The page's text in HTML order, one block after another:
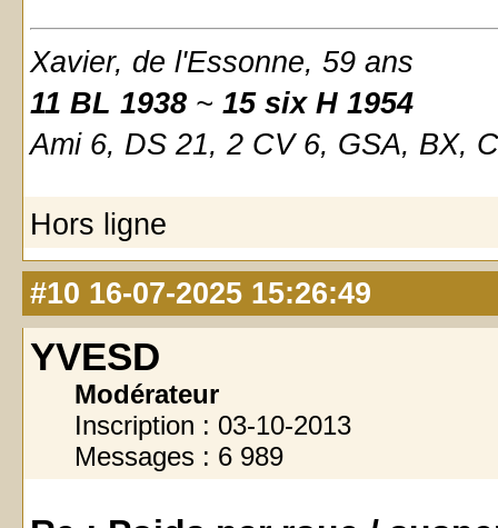
Xavier, de l'Essonne, 59 ans
11 BL 1938 ~ 15 six H 1954
Ami 6, DS 21, 2 CV 6, GSA, BX,
Hors ligne
#10 16-07-2025 15:26:49
YVESD
Modérateur
Inscription : 03-10-2013
Messages : 6 989